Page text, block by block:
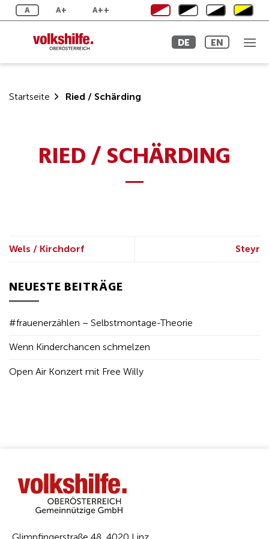
Zum
Inhalt
A A+ A++
DE EN
Startseite Ried / Schärding
RIED / SCHÄRDING
Wels / Kirchdorf Steyr
NEUESTE BEITRÄGE
#frauenerzählen – Selbstmontage-Theorie
Wenn Kinderchancen schmelzen
Open Air Konzert mit Free Willy